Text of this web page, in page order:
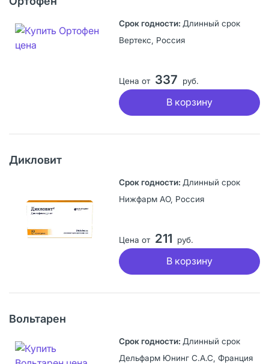
Длинный срок
Вертекс, Россия
Цена от 337 руб.
В корзину
Дикловит
Длинный срок
Нижфарм АО, Россия
Цена от 211 руб.
В корзину
Вольтарен
Длинный срок
Дельфарм Юнинг С.А.С, Франция